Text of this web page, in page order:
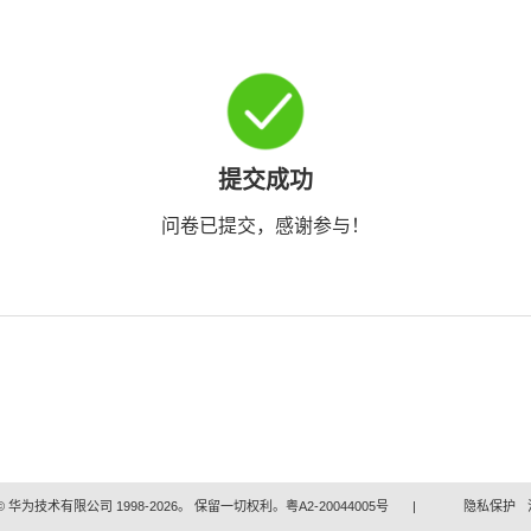
提交成功
问卷已提交，感谢参与！
华为技术有限公司 1998-2026。 保留一切权利。粤A2-20044005号 | 隐私保护